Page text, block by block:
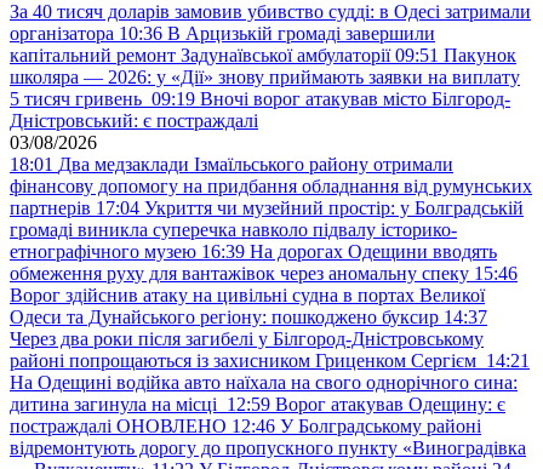
За 40 тисяч доларів замовив убивство судді: в Одесі затримали
організатора 10:36 В Арцизькій громаді завершили
капітальний ремонт Задунаївської амбулаторії 09:51 Пакунок
школяра — 2026: у «Дії» знову приймають заявки на виплату
5 тисяч гривень 09:19 Вночі ворог атакував місто Білгород-
Дністровський: є постраждалі
03/08/2026
18:01 Два медзаклади Ізмаїльського району отримали
фінансову допомогу на придбання обладнання від румунських
партнерів 17:04 Укриття чи музейний простір: у Болградській
громаді виникла суперечка навколо підвалу історико-
етнографічного музею 16:39 На дорогах Одещини вводять
обмеження руху для вантажівок через аномальну спеку 15:46
Ворог здійснив атаку на цивільні судна в портах Великої
Одеси та Дунайського регіону: пошкоджено буксир 14:37
Через два роки після загибелі у Білгород-Дністровському
районі попрощаються із захисником Гриценком Сергієм 14:21
На Одещині водійка авто наїхала на свого однорічного сина:
дитина загинула на місці 12:59 Ворог атакував Одещину: є
постраждалі ОНОВЛЕНО 12:46 У Болградському районі
відремонтують дорогу до пропускного пункту «Виноградівка